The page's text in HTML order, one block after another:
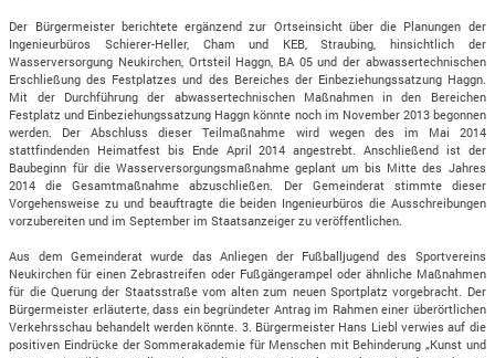
Der Bürgermeister berichtete ergänzend zur Ortseinsicht über die Planungen der
Ingenieurbüros Schierer-Heller, Cham und KEB, Straubing, hinsichtlich der
Wasserversorgung Neukirchen, Ortsteil Haggn, BA 05 und der abwassertechnischen
Erschließung des Festplatzes und des Bereiches der Einbeziehungssatzung Haggn.
Mit der Durchführung der abwassertechnischen Maßnahmen in den Bereichen
Festplatz und Einbeziehungssatzung Haggn könnte noch im November 2013 begonnen
werden. Der Abschluss dieser Teilmaßnahme wird wegen des im Mai 2014
stattfindenden Heimatfest bis Ende April 2014 angestrebt. Anschließend ist der
Baubeginn für die Wasserversorgungsmaßnahme geplant um bis Mitte des Jahres
2014 die Gesamtmaßnahme abzuschließen. Der Gemeinderat stimmte dieser
Vorgehensweise zu und beauftragte die beiden Ingenieurbüros die Ausschreibungen
vorzubereiten und im September im Staatsanzeiger zu veröffentlichen.
Aus dem Gemeinderat wurde das Anliegen der Fußballjugend des Sportvereins
Neukirchen für einen Zebrastreifen oder Fußgängerampel oder ähnliche Maßnahmen
für die Querung der Staatsstraße vom alten zum neuen Sportplatz vorgebracht. Der
Bürgermeister erläuterte, dass ein begründeter Antrag im Rahmen einer überörtlichen
Verkehrsschau behandelt werden könnte. 3. Bürgermeister Hans Liebl verwies auf die
positiven Eindrücke der Sommerakademie für Menschen mit Behinderung „Kunst und